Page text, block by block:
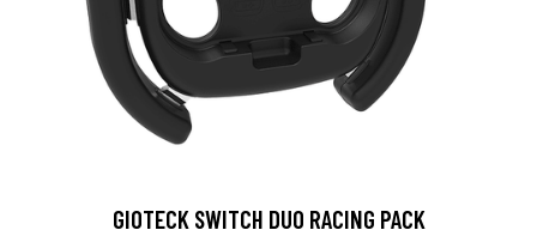
GIOTECK SWITCH DUO RACING PACK